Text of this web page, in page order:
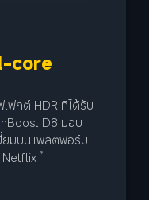
ราเฟรม
สุด ๆ ด้วยการแทรก
งานและทำให้ภาพ
งขึ้น 8